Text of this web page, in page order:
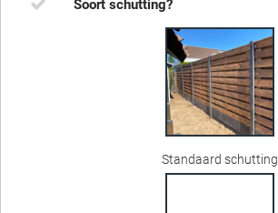
Soort schutting?
Standaard schutting